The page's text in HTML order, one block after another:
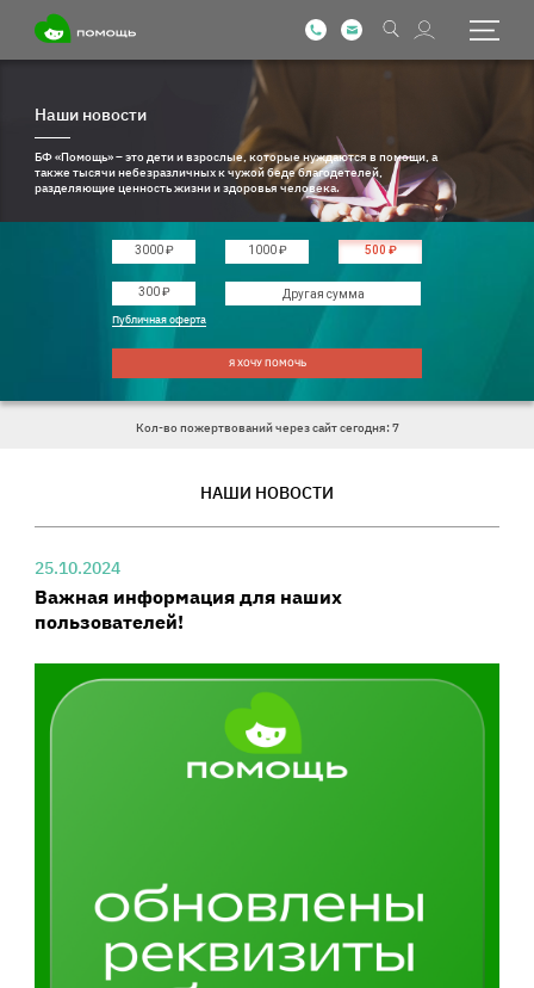
Наши новости
БФ «Помощь» – это дети и взрослые, которые нуждаются в помощи, а
также тысячи небезразличных к чужой беде благодетелей,
разделяющие ценность жизни и здоровья человека.
3000 ₽ 1000 ₽ 500 ₽
300 ₽ Введите другую сумму
Публичная оферта
Я ХОЧУ ПОМОЧЬ
Кол-во пожертвований через сайт сегодня: 7
НАШИ НОВОСТИ
25.10.2024
Важная информация для наших
пользователей!